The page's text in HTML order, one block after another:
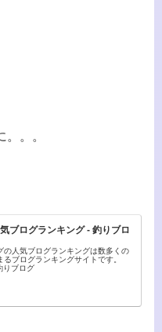
。。
ブログランキング - 釣りブロ
の人気ブログランキングは数多くの
るブログランキングサイトです。
りブログ